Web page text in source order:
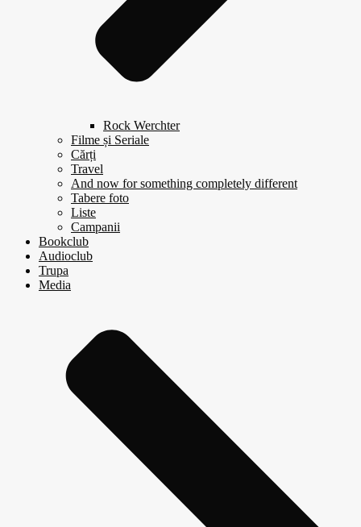
Rock Werchter
Filme și Seriale
Cărți
Travel
And now for something completely different
Tabere foto
Liste
Campanii
Bookclub
Audioclub
Trupa
Media